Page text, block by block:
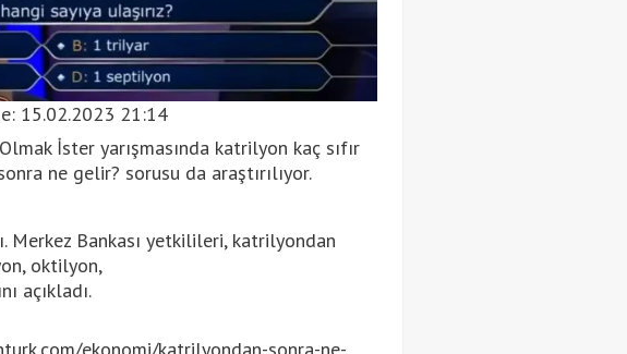
15.02.2023 21:14
İster yarışmasında katrilyon kaç sıfır
ne gelir? sorusu da araştırılıyor.
Merkez Bankası yetkilileri, katrilyondan
oktilyon,
açıkladı.